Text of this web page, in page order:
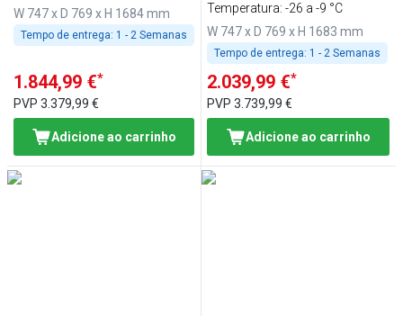
W 747 x D 769 x H 1684 mm
Tempo de entrega: 1 - 2 Semanas
1.844,99 €*
PVP 3.379,99 €
Adicione ao carrinho
interior em plástico - com
1 porta - branco
993635651
Temperatura: -26 a -9 °C
W 747 x D 769 x H 1683 mm
Tempo de entrega: 1 - 2 Semanas
2.039,99 €*
PVP3.739,99 €
Adicione ao carrinho